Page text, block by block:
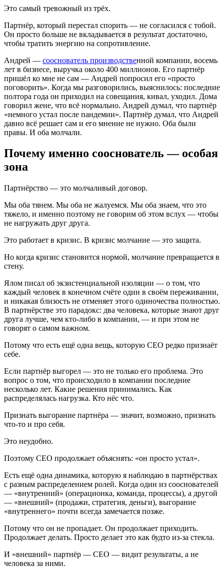
Это самый тревожный из трёх.
Партнёр, который перестал спорить — не согласился с тобой.
Он просто больше не вкладывается в результат достаточно,
чтобы тратить энергию на сопротивление.
Андрей — сооснователь производственной компании, восемь
лет в бизнесе, выручка около 400 миллионов. Его партнёр
пришёл ко мне не сам — Андрей попросил его «просто
поговорить». Когда мы разговорились, выяснилось: последние
полтора года он приходил на совещания, кивал, уходил. Дома
говорил жене, что всё нормально. Андрей думал, что партнёр
«немного устал после пандемии». Партнёр думал, что Андрей
давно всё решает сам и его мнение не нужно. Оба были
правы. И оба молчали.
Почему именно сооснователь — особая
зона
Партнёрство — это молчаливый договор.
Мы оба тянем. Мы оба не жалуемся. Мы оба знаем, что это
тяжело, и именно поэтому не говорим об этом вслух — чтобы
не нагружать друг друга.
Это работает в кризис. В кризис молчание — это защита.
Но когда кризис становится нормой, молчание превращается в
стену.
Ялом писал об экзистенциальной изоляции — о том, что
каждый человек в конечном счёте один в своём переживании,
и никакая близость не отменяет этого одиночества полностью.
В партнёрстве это парадокс: два человека, которые знают друг
друга лучше, чем кто-либо в компании, — и при этом не
говорят о самом важном.
Потому что есть ещё одна вещь, которую CEO редко признаёт
себе.
Если партнёр выгорел — это не только его проблема. Это
вопрос о том, что происходило в компании последние
несколько лет. Какие решения принимались. Как
распределялась нагрузка. Кто нёс что.
Признать выгорание партнёра — значит, возможно, признать
что-то и про себя.
Это неудобно.
Поэтому CEO продолжает объяснять: «он просто устал».
Есть ещё одна динамика, которую я наблюдаю в партнёрствах
с разным распределением ролей. Когда один из сооснователей
— «внутренний» (операционка, команда, процессы), а другой
— «внешний» (продажи, стратегия, деньги), выгорание
«внутреннего» почти всегда замечается позже.
Потому что он не пропадает. Он продолжает приходить.
Продолжает делать. Просто делает это как будто из-за стекла.
И «внешний» партнёр — CEO — видит результаты, а не
человека за ними.